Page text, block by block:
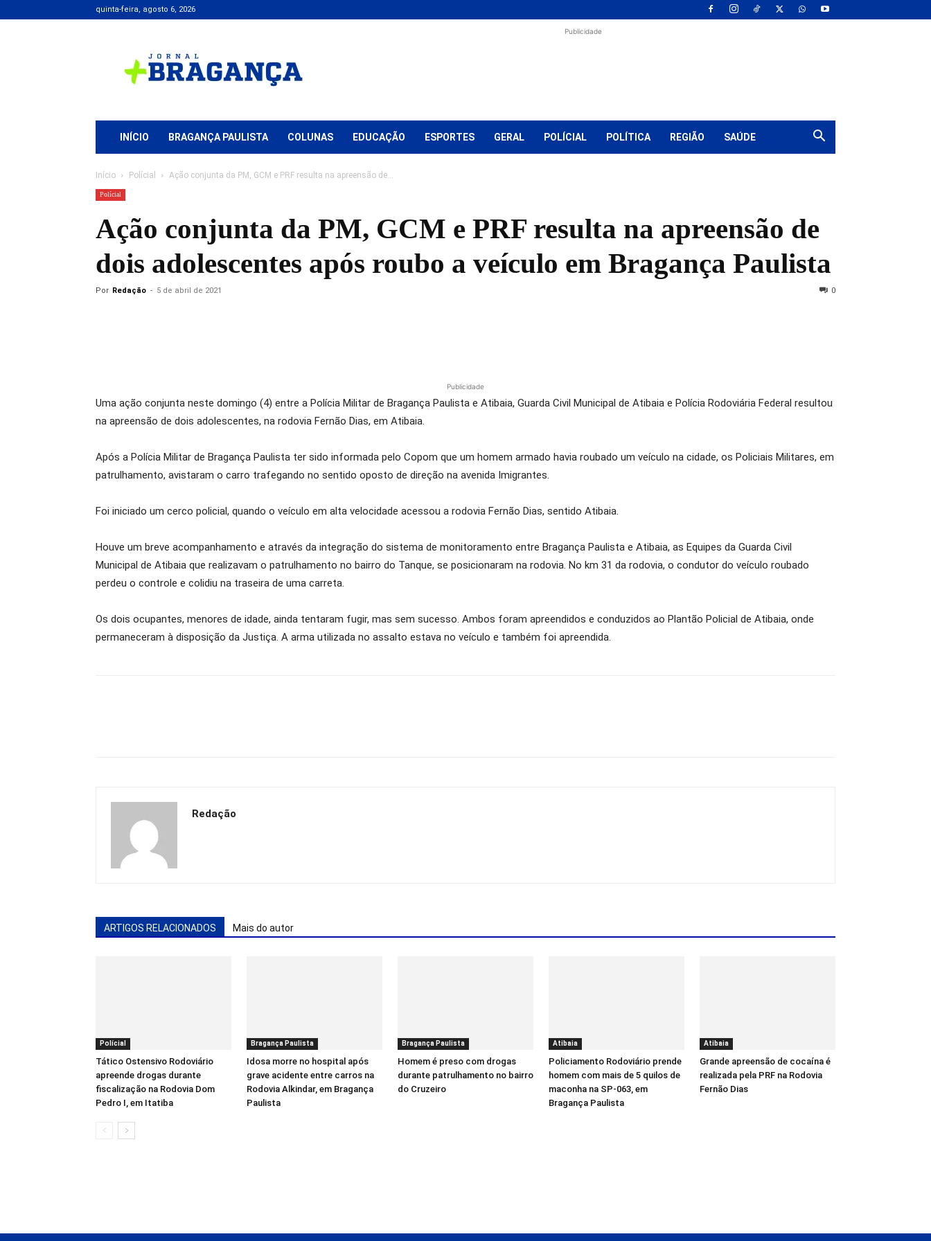
quinta-feira, agosto 6, 2026
+
Bragança
Publicidade
INÍCIO BRAGANÇA PAULISTA COLUNAS EDUCAÇÃO ESPORTES GERAL POLÍCIAL POLÍTICA REGIÃO SAÚDE
Início Polícial Ação conjunta da PM, GCM e PRF resulta na apreensão de...
Polícial
Ação conjunta da PM, GCM e PRF resulta na apreensão de
dois adolescentes após roubo a veículo em Bragança Paulista
Por Redação - 5 de abril de 2021 0
Publicidade
Uma ação conjunta neste domingo (4) entre a Polícia Militar de Bragança Paulista e Atibaia, Guarda Civil Municipal de Atibaia e Polícia Rodoviária Federal resultou
na apreensão de dois adolescentes, na rodovia Fernão Dias, em Atibaia.
Após a Polícia Militar de Bragança Paulista ter sido informada pelo Copom que um homem armado havia roubado um veículo na cidade, os Policiais Militares, em
patrulhamento, avistaram o carro trafegando no sentido oposto de direção na avenida Imigrantes.
Foi iniciado um cerco policial, quando o veículo em alta velocidade acessou a rodovia Fernão Dias, sentido Atibaia.
Houve um breve acompanhamento e através da integração do sistema de monitoramento entre Bragança Paulista e Atibaia, as Equipes da Guarda Civil
Municipal de Atibaia que realizavam o patrulhamento no bairro do Tanque, se posicionaram na rodovia. No km 31 da rodovia, o condutor do veículo roubado
perdeu o controle e colidiu na traseira de uma carreta.
Os dois ocupantes, menores de idade, ainda tentaram fugir, mas sem sucesso. Ambos foram apreendidos e conduzidos ao Plantão Policial de Atibaia, onde
permaneceram à disposição da Justiça. A arma utilizada no assalto estava no veículo e também foi apreendida.
Redação
ARTIGOS RELACIONADOS Mais do autor
Polícial
Tático Ostensivo Rodoviário
apreende drogas durante
fiscalização na Rodovia Dom
Pedro I, em Itatiba
Bragança Paulista
Idosa morre no hospital após
grave acidente entre carros na
Rodovia Alkindar, em Bragança
Paulista
Bragança Paulista
Homem é preso com drogas
durante patrulhamento no bairro
do Cruzeiro
Atibaia
Policiamento Rodoviário prende
homem com mais de 5 quilos de
maconha na SP-063, em
Bragança Paulista
Atibaia
Grande apreensão de cocaína é
realizada pela PRF na Rodovia
Fernão Dias